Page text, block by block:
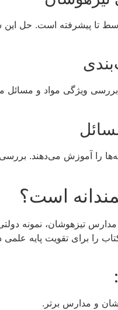
پیشرفته است. حل این
ویژگی مواد و مسائل
را آموزش می‌دهند.
است؟
تیزهوشان، نمونه
را برای تقویت پایه
و مدارس برتر.